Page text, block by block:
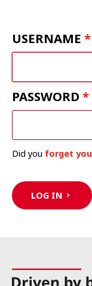
USERNAME
PASSWORD
Did you forget
LOG IN